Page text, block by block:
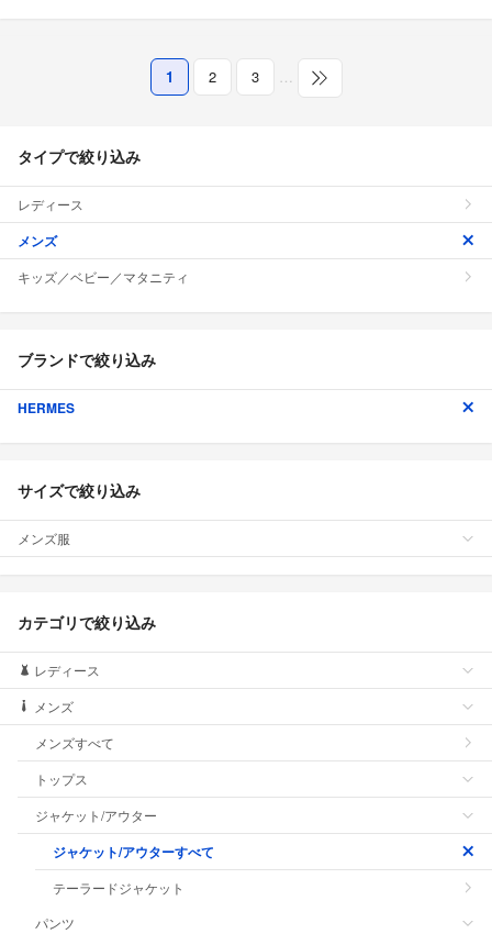
1 2 3 …
タイプで絞り込み
レディース
メンズ
キッズ／ベビー／マタニティ
ブランドで絞り込み
HERMES
サイズで絞り込み
メンズ服
カテゴリで絞り込み
レディース
メンズ
メンズすべて
トップス
ジャケット/アウター
ジャケット/アウターすべて
テーラードジャケット
パンツ